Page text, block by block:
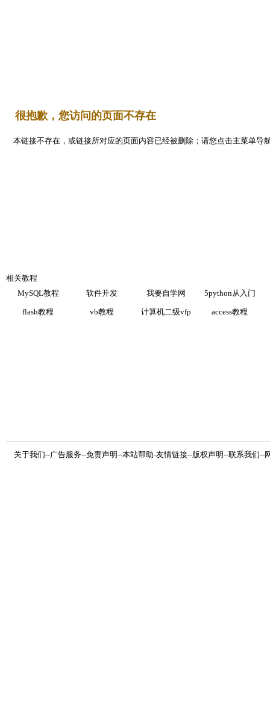
   很抱歉，您访问的页面不存在
相关教程
MySQL教程
软件开发 我要自学网 5python从入门
flash教程 vb教程 计算机二级vfp access教程
关于我们--广告服务--免责声明--本站帮助-友情链接--版权声明--联系我们--